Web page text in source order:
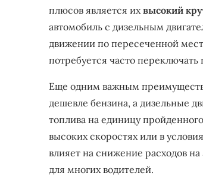
плюсов является ихвысокий
автомобиль с дизельным
движении по пересеченной
потребуется часто
Еще одним важным
дешевле бензина, а дизельные
топлива на единицу
высоких скоростях или в
влияет на снижение расходов
для многих водителей.